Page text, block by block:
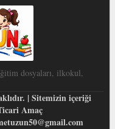
dosyaları, ilkokul,
| Sitemizin içeriği
Amaç